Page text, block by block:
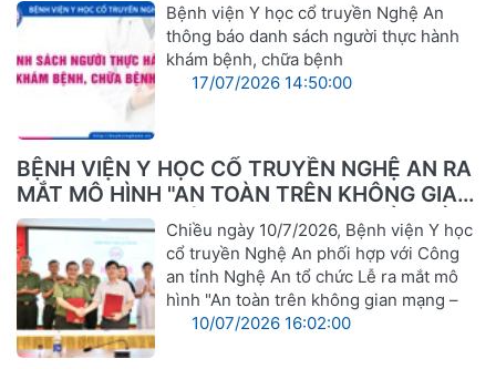
Bệnh viện Y học cổ truyền Nghệ An
thông báo danh sách người thực hành
khám bệnh, chữa bệnh
17/07/2026 14:50:00
BỆNH VIỆN Y HỌC CỔ TRUYỀN NGHỆ AN RA
MẮT MÔ HÌNH "AN TOÀN TRÊN KHÔNG GIAN
MẠNG – VỮNG VÀNG TRONG CHUYỂN ĐỔI
SỐ"
Chiều ngày 10/7/2026, Bệnh viện Y học
cổ truyền Nghệ An phối hợp với Công
an tỉnh Nghệ An tổ chức Lễ ra mắt mô
hình "An toàn trên không gian mạng –
10/07/2026 16:02:00